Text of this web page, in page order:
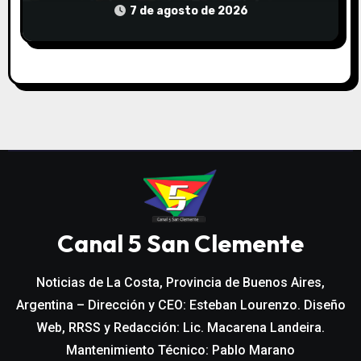
7 de agosto de 2026
Canal 5 San Clemente
Noticias de La Costa, Provincia de Buenos Aires,
Argentina – Dirección y CEO: Esteban Lourenzo. Diseño
Web, RRSS y Redacción: Lic. Macarena Landeira.
Mantenimiento Técnico: Pablo Marano